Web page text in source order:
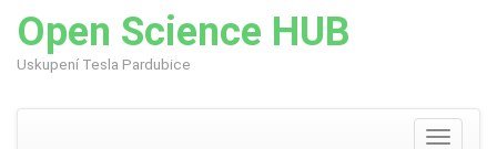
Open Science HUB
Uskupení Tesla Pardubice
Toggle